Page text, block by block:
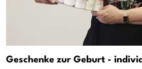
Geschenke zur Geburt -